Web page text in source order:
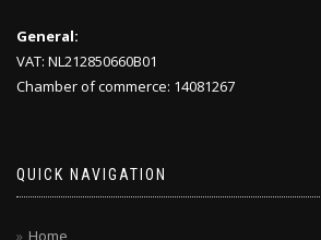
General:
VAT: NL212850660B01
Chamber of commerce: 14081267
QUICK NAVIGATION
Home